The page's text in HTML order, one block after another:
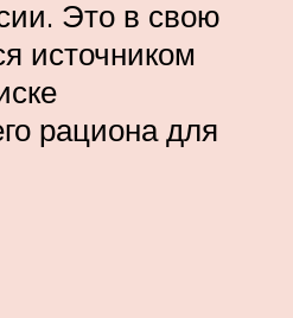
Это в свою
источником
рациона для